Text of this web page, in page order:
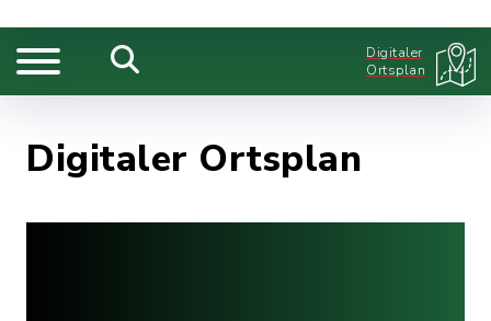
Digitaler
Ortsplan
Digitaler Ortsplan